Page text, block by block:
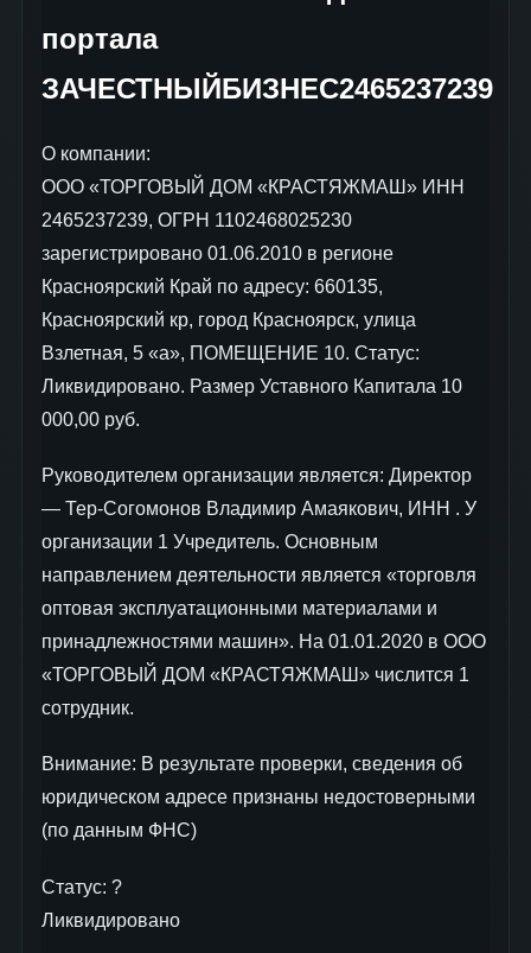
портала
ЗАЧЕСТНЫЙБИЗНЕС2465237239
О компании:
ООО «ТОРГОВЫЙ ДОМ «КРАСТЯЖМАШ» ИНН
2465237239, ОГРН 1102468025230
зарегистрировано 01.06.2010 в регионе
Красноярский Край по адресу: 660135,
Красноярский кр, город Красноярск, улица
Взлетная, 5 «а», ПОМЕЩЕНИЕ 10. Статус:
Ликвидировано. Размер Уставного Капитала 10
000,00 руб.
Руководителем организации является: Директор
— Тер-Согомонов Владимир Амаякович, ИНН . У
организации 1 Учредитель. Основным
направлением деятельности является «торговля
оптовая эксплуатационными материалами и
принадлежностями машин». На 01.01.2020 в ООО
«ТОРГОВЫЙ ДОМ «КРАСТЯЖМАШ» числится 1
сотрудник.
Внимание: В результате проверки, сведения об
юридическом адресе признаны недостоверными
(по данным ФНС)
Статус: ?
Ликвидировано